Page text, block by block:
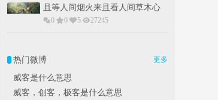
且等人间烟火来且看人间草木心
0 0 5 27245
热门微博 更多
威客是什么意思
威客，创客，极客是什么意思